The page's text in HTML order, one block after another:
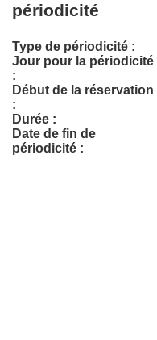
périodicité
Type de périodicité :
Jour pour la périodicité
:
Début de la réservation
:
Durée :
Date de fin de
périodicité :